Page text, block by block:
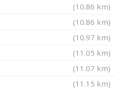
(10.86 km)
(10.86 km)
(10.97 km)
(11.05 km)
(11.07 km)
(11.15 km)